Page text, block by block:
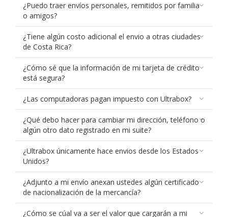
¿Puedo traer envíos personales, remitidos por familia
o amigos?
¿Tiene algún costo adicional el envio a otras ciudades
de Costa Rica?
¿Cómo sé que la información de mi tarjeta de crédito
está segura?
¿Las computadoras pagan impuesto con Ultrabox?
¿Qué debo hacer para cambiar mi dirección, teléfono o
algún otro dato registrado en mi suite?
¿Ultrabox únicamente hace envios desde los Estados
Unidos?
¿Adjunto a mi envío anexan ustedes algún certificado
de nacionalización de la mercancía?
¿Cómo se cúal va a ser el valor que cargarán a mi